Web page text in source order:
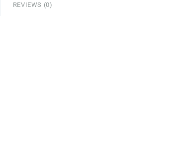
REVIEWS (0)